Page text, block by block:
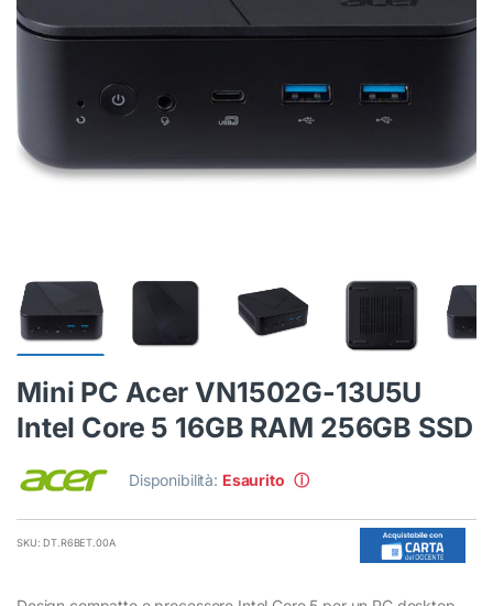
Mini PC Acer VN1502G-13U5U
Intel Core 5 16GB RAM 256GB SSD
Disponibilità: Esaurito ⓘ
SKU: DT.R6BET.00A